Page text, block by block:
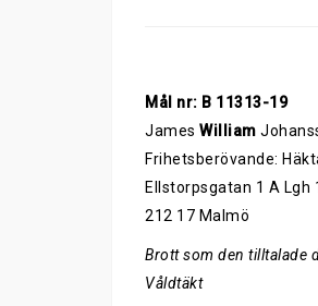
Mål nr: B 11313-19
James William
Frihetsberövande:
Ellstorpsgatan 1 A Lgh
212 17 Malmö
Brott som den tilltalade
Våldtäkt